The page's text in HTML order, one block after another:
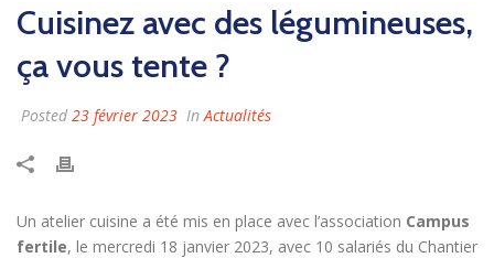
Cuisinez avec des légumineuses,
ça vous tente ?
Posted 23 février 2023 InActualités
Un atelier cuisine a été mis en place avec l’association Campus
fertile, le mercredi 18 janvier 2023, avec 10 salariés du Chantier